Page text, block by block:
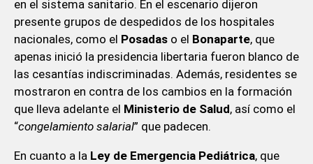
en el sistema sanitario. En el escenario dijeron
presente grupos de despedidos de los hospitales
nacionales, como el Posadaso el Bonaparte, que
apenas inició la presidencia libertaria fueron blanco de
las cesantías indiscriminadas. Además, residentes se
mostraron en contra de los cambios en la formación
que lleva adelante el Ministerio de Salud, así como el
“congelamiento salarial” que padecen.
En cuanto a la Ley de Emergencia Pediátrica, que